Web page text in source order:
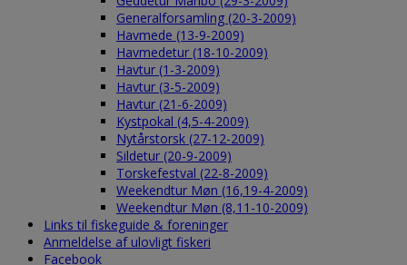
Generalforsamling (20-3-2009)
Havmede (13-9-2009)
Havmedetur (18-10-2009)
Havtur (1-3-2009)
Havtur (3-5-2009)
Havtur (21-6-2009)
Kystpokal (4,5-4-2009)
Nytårstorsk (27-12-2009)
Sildetur (20-9-2009)
Torskefestval (22-8-2009)
Weekendtur Møn (16,19-4-2009)
Weekendtur Møn (8,11-10-2009)
Links til fiskeguide & foreninger
Anmeldelse af ulovligt fiskeri
Facebook